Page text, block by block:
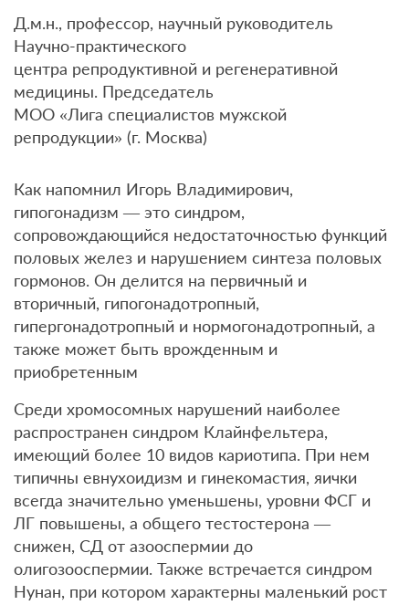
Д.м.н., профессор, научный руководитель
Научно-практического
центра репродуктивной и регенеративной
медицины. Председатель
МОО «Лига специалистов мужской
репродукции» (г. Москва)
Как напомнил Игорь Владимирович,
гипогонадизм — это синдром,
сопровождающийся недостаточностью функций
половых желез и нарушением синтеза половых
гормонов. Он делится на первичный и
вторичный, гипогонадотропный,
гипергонадотропный и нормогонадотропный, а
также может быть врожденным и
приобретенным
Среди хромосомных нарушений наиболее
распространен синдром Клайнфельтера,
имеющий более 10 видов кариотипа. При нем
типичны евнухоидизм и гинекомастия, яички
всегда значительно уменьшены, уровни ФСГ и
ЛГ повышены, а общего тестостерона —
снижен, СД от азооспермии до
олигозооспермии. Также встречается синдром
Нунан, при котором характерны маленький рост